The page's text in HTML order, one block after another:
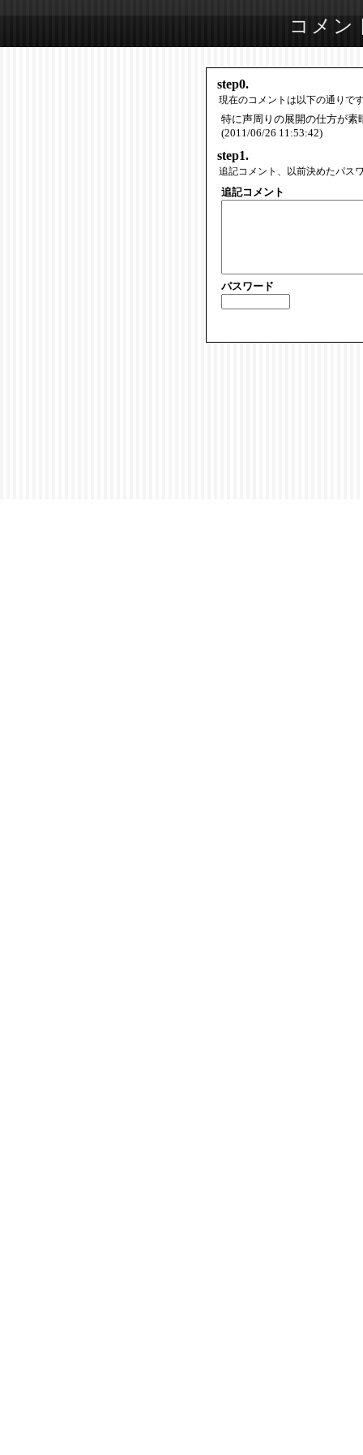
コメン
step0.
現在のコメントは以下の通りで
特に声周りの展開の仕方が素
(2011/06/26 11:53:42)
step1.
追記コメント、以前決めたパス
追記コメント
パスワード